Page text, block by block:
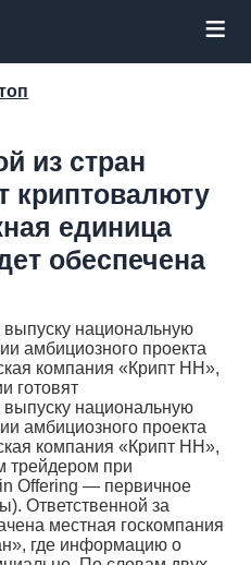
≡
из стран
криптовалюту
единица
обеспечена
выпуску национальную
амбициозного проекта
компания «Крипт НН»,
готовят
выпуску национальную
амбициозного проекта
компания «Крипт НН»,
трейдером при
Offering — первичное
Ответственной за
местная госкомпания
где информацию о